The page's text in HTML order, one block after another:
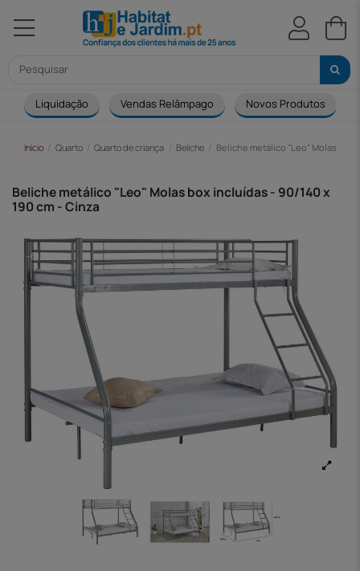
Liquidação Vendas Relâmpago Novos Produtos
Início Quarto Quarto de criança Beliche Beliche metálico "Leo" Molas box
Beliche metálico "Leo" Molas box incluídas - 90/140 x
190 cm - Cinza
-61,00 €